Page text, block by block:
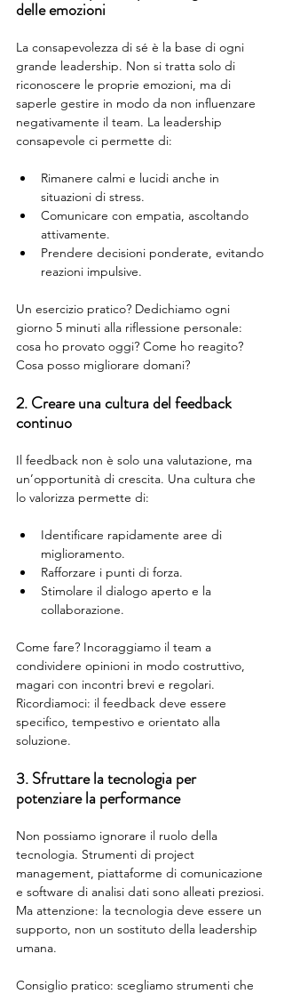
delle emozioni
La consapevolezza di sé è la base di ogni
grande leadership. Non si tratta solo di
riconoscere le proprie emozioni, ma di
saperle gestire in modo da non influenzare
negativamente il team. La leadership
consapevole ci permette di:
Rimanere calmi e lucidi anche in
situazioni di stress.
Comunicare con empatia, ascoltando
attivamente.
Prendere decisioni ponderate, evitando
reazioni impulsive.
Un esercizio pratico? Dedichiamo ogni
giorno 5 minuti alla riflessione personale:
cosa ho provato oggi? Come ho reagito?
Cosa posso migliorare domani?
2. Creare una cultura del feedback
continuo
Il feedback non è solo una valutazione, ma
un’opportunità di crescita. Una cultura che
lo valorizza permette di:
Identificare rapidamente aree di
miglioramento.
Rafforzare i punti di forza.
Stimolare il dialogo aperto e la
collaborazione.
Come fare? Incoraggiamo il team a
condividere opinioni in modo costruttivo,
magari con incontri brevi e regolari.
Ricordiamoci: il feedback deve essere
specifico, tempestivo e orientato alla
soluzione.
3. Sfruttare la tecnologia per
potenziare la performance
Non possiamo ignorare il ruolo della
tecnologia. Strumenti di project
management, piattaforme di comunicazione
e software di analisi dati sono alleati preziosi.
Ma attenzione: la tecnologia deve essere un
supporto, non un sostituto della leadership
umana.
Consiglio pratico: scegliamo strumenti che